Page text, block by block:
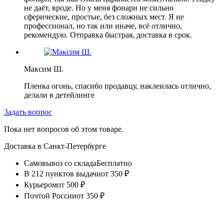
не даёт, вроде. Но у меня фонари не сильно
сферические, простые, без сложных мест. Я не
профессионал, но так или иначе, всё отлично,
рекомендую. Отправка быстрая, доставка в срок.
Максим Ш.
Пленка огонь, спасибо продавцу, наклеилась отлично,
делали в детейлинге
Задать вопрос
Пока нет вопросов об этом товаре.
Доставка в Санкт-Петербурге
Самовывоз со складаБесплатно
В 212 пунктов выдачиот 350 ₽
Курьеромот 500 ₽
Почтой Россииот 350 ₽